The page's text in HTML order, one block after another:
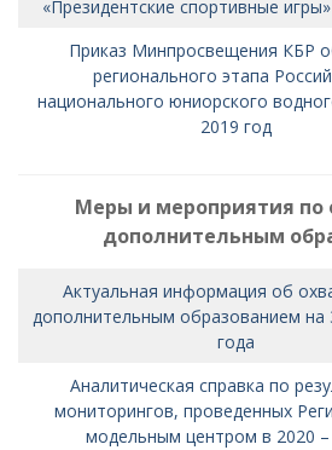
«Президентские спортивные
Приказ Минпросвещения КБР
регионального этапа
национального юниорского
2019 год
Меры и мероприятия по
дополнительным
Актуальная информация об
дополнительным образованием на
года
Аналитическая справка по
мониторингов, проведенных
модельным центром в 2020 –